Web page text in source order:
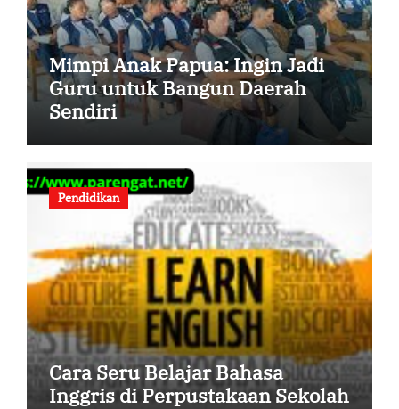
Mimpi Anak Papua: Ingin Jadi
Guru untuk Bangun Daerah
Sendiri
Pendidikan
Cara Seru Belajar Bahasa
Inggris di Perpustakaan Sekolah